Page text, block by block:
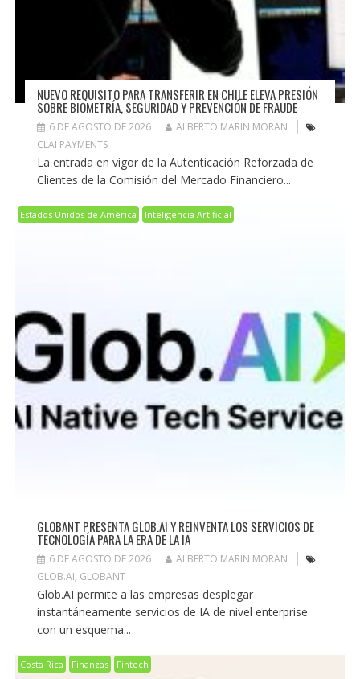
NUEVO REQUISITO PARA TRANSFERIR EN CHILE ELEVA PRESIÓN
SOBRE BIOMETRÍA, SEGURIDAD Y PREVENCIÓN DE FRAUDE
6 DE AGOSTO DE 2026
ALBERTO MARIN MORAN
CLAI PAYMENTS
La entrada en vigor de la Autenticación Reforzada de
Clientes de la Comisión del Mercado Financiero...
Estados Unidos de América Inteligencia Artificial
GLOBANT PRESENTA GLOB.AI Y REINVENTA LOS SERVICIOS DE
TECNOLOGÍA PARA LA ERA DE LA IA
6 DE AGOSTO DE 2026
ALBERTO MARIN MORAN
GLOB.AI, GLOBANT
Glob.AI permite a las empresas desplegar
instantáneamente servicios de IA de nivel enterprise
con un esquema...
Costa Rica Finanzas Fintech